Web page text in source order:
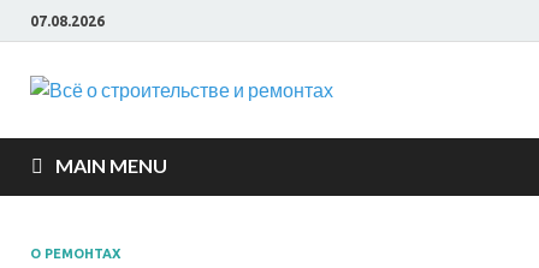
07.08.2026
Всё о
MAIN MENU
О РЕМОНТАХ